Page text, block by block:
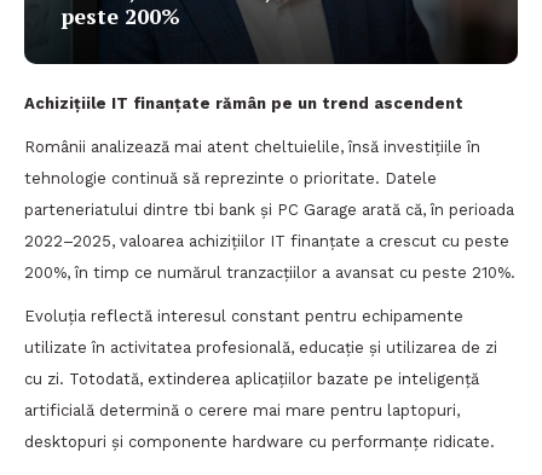
peste 200%
Achizițiile IT finanțate rămân pe un trend ascendent
Românii analizează mai atent cheltuielile, însă investițiile în
tehnologie continuă să reprezinte o prioritate. Datele
parteneriatului dintre tbi bank și PC Garage arată că, în perioada
2022–2025, valoarea achizițiilor IT finanțate a crescut cu peste
200%, în timp ce numărul tranzacțiilor a avansat cu peste 210%.
Evoluția reflectă interesul constant pentru echipamente
utilizate în activitatea profesională, educație și utilizarea de zi
cu zi. Totodată, extinderea aplicațiilor bazate pe inteligență
artificială determină o cerere mai mare pentru laptopuri,
desktopuri și componente hardware cu performanțe ridicate.